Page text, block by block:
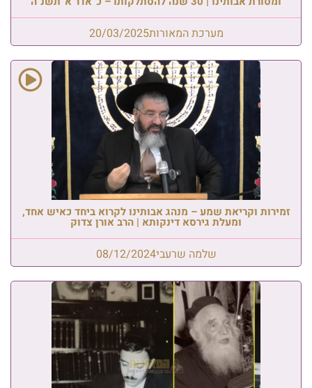
מערכת המאורות20/03/2025
זמירות וקריאת שמע – מנהג אבותינו לקרוא ביחד כאיש אחד,
ומעלת גירסא דינקותא | הרב אורן צדוק
שלמה שרעבי08/12/2024